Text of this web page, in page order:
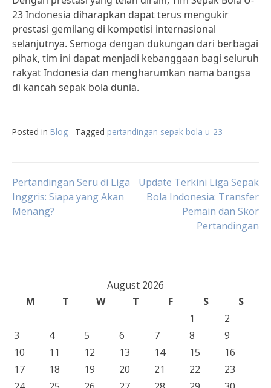
23 Indonesia diharapkan dapat terus mengukir
prestasi gemilang di kompetisi internasional
selanjutnya. Semoga dengan dukungan dari berbagai
pihak, tim ini dapat menjadi kebanggaan bagi seluruh
rakyat Indonesia dan mengharumkan nama bangsa
di kancah sepak bola dunia.
Posted in Blog Tagged pertandingan sepak bola u-23
Post
navigation
Pertandingan Seru di Liga
Inggris: Siapa yang Akan
Menang?
Update Terkini Liga Sepak
Bola Indonesia: Transfer
Pemain dan Skor
Pertandingan
August 2026
M
T W T F S
S
1
2
3
4 5 6 7 8
9
10
11 12 13 14 15
16
17
18 19 20 21 22
23